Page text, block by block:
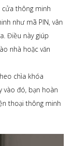
cửa thông minh
như mã PIN, vân
Điều này giúp
nhà hoặc văn
chìa khóa
vào đó, bạn hoàn
thoại thông minh